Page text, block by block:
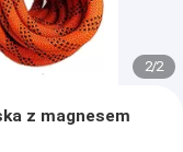
2/2
z magnesem